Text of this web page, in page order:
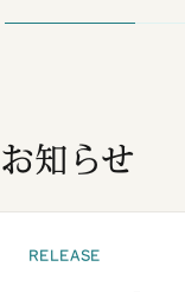
お知らせ
RELEASE